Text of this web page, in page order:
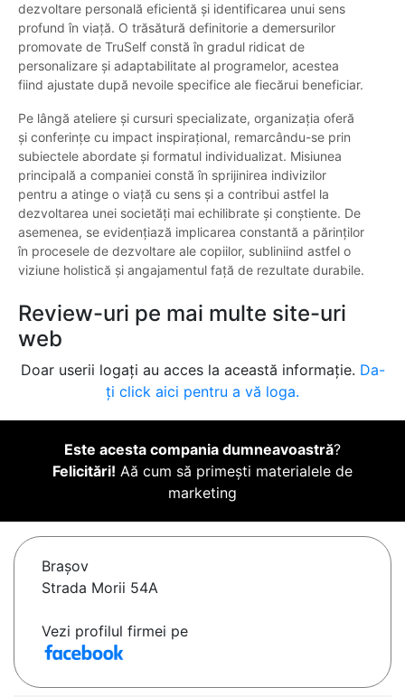
dezvoltare personală eficientă și identificarea unui sens
profund în viață. O trăsătură definitorie a demersurilor
promovate de TruSelf constă în gradul ridicat de
personalizare și adaptabilitate al programelor, acestea
fiind ajustate după nevoile specifice ale fiecărui beneficiar.
Pe lângă ateliere și cursuri specializate, organizația oferă
și conferințe cu impact inspirațional, remarcându-se prin
subiectele abordate și formatul individualizat. Misiunea
principală a companiei constă în sprijinirea indivizilor
pentru a atinge o viață cu sens și a contribui astfel la
dezvoltarea unei societăți mai echilibrate și conștiente. De
asemenea, se evidențiază implicarea constantă a părinților
în procesele de dezvoltare ale copiilor, subliniind astfel o
viziune holistică și angajamentul față de rezultate durabile.
Review-uri pe mai multe site-uri
web
Doar userii logați au acces la această informație. Da-
ți click aici pentru a vă loga.
Este acesta compania dumneavoastră?
Felicitări! Aă cum să primești materialele de
marketing
Braşov
Strada Morii 54A
Vezi profilul firmei pe